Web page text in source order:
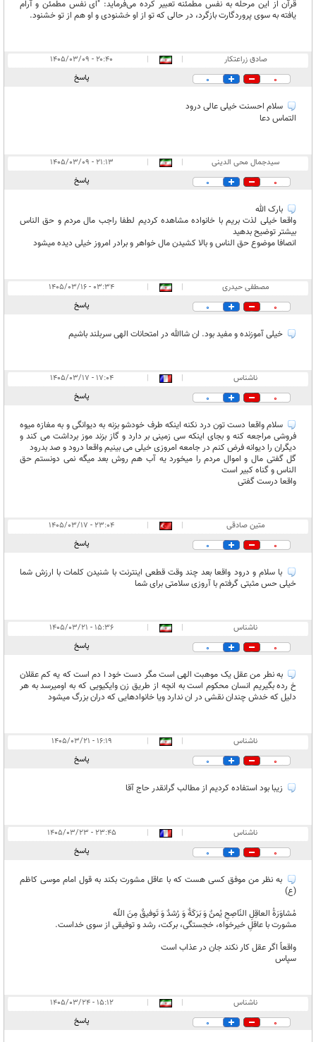
قرآن از این مرحله به نفس مطمئنه تعبیر کرده می‌فرماید: "ای نفس مطمئن و آرام
یافته به سوی پروردگارت بازگرد، در حالی که تو از او خشنودی و او هم از تو خشنود.
صادق زراعتکار |
|
۲۰:۴۰ - ۱۴۰۵/۰۳/۰۹
0
0 پاسخ
سلام احسنت خیلی عالی درود
التماس دعا
سیدجمال محی الدینی |
|
۲۱:۱۳ - ۱۴۰۵/۰۳/۰۹
0
0 پاسخ
بارک الله
واقعا خیلی لذت بریم با خانواده مشاهده کردیم لطفا راجب مال مردم و حق الناس
بیشتر توضیح بدهید
انصافا موضوع حق الناس و بالا کشیدن مال خواهر و برادر امروز خیلی دیده میشود
مصطفی حیدری |
|
۰۳:۳۴ - ۱۴۰۵/۰۳/۱۶
0
0 پاسخ
خیلی آموزنده و مفید بود. ان شاالله در امتحانات الهی سربلند باشیم
ناشناس |
|
۱۷:۰۴ - ۱۴۰۵/۰۳/۱۷
0
0 پاسخ
سلام واقعا دست تون درد نکنه اینکه طرف خودشو بزنه به دیوانگی و به مغازه میوه
فروشی مراجعه کنه و بجای اینکه سی زمینی بر دارد و گاز بزند موز برداشت می کند و
دیگران را دیوانه فرض کنم در جامعه امروزی خیلی می بینیم واقعا درود و صد بدرود
گل گفتی مال و اموال مردم را میخورد یه آب هم روش بعد میگه نمی دونستم حق
الناس و گناه کبیر است
واقعا درست گفتی
متین صادقی |
|
۲۳:۰۴ - ۱۴۰۵/۰۳/۱۷
0
0 پاسخ
با سلام و درود واقعا بعد چند وقت قطعی اینترنت با شنیدن کلمات با ارزش شما
خیلی حس مثبتی گرفتم با آروزی سلامتی برای شما
ناشناس |
|
۱۵:۳۶ - ۱۴۰۵/۰۳/۲۱
0
0 پاسخ
به نطر من عقل یک موهبت الهی است مگر دست خود ا دم است که یه کم عقلان
خ رده بگیریم انسان محکوم است به انچه از طریق زن وایکیویی که به اومیرسد به هر
دلیل که خدش چندان نقشی در ان ندارد ویا خانوادهایی که دران بزرگ میشود
ناشناس |
|
۱۶:۱۹ - ۱۴۰۵/۰۳/۲۱
0
0 پاسخ
زیبا بود استفاده کردیم از مطالب گرانقدر حاج آقا
ناشناس |
|
۲۳:۴۵ - ۱۴۰۵/۰۳/۲۳
0
0 پاسخ
به نظر من موفق کسی هست که با عاقل مشورت بکند به قول امام موسی کاظم
(ع)
مُشاوَرَةُ العاقِلِ النّاصِحِ یُمنٌ وَ بَرَکَةٌ وَ رُشدٌ وَ تَوفیقٌ مِنَ اللّه
مشورت با عاقلِ خیرخواه، خجستگی، برکت، رشد و توفیقی از سوی خداست.
واقعاً اگر عقل کار نکند جان در عذاب است
سپاس
ناشناس |
|
۱۵:۱۲ - ۱۴۰۵/۰۳/۲۴
0
0 پاسخ